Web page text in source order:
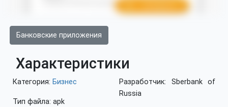
Банковские приложения
Характеристики
Категория: Бизнес
Тип файла: apk
Разработчик: Sberbank of
Russia